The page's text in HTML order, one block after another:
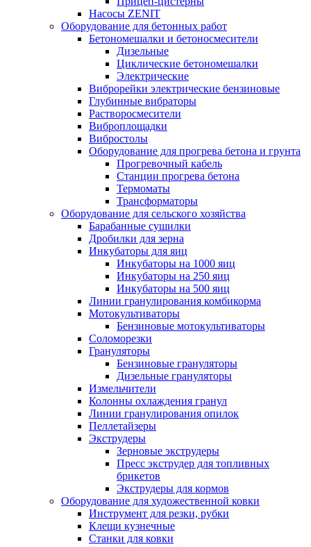
Насосы ZENIT
Оборудование для бетонных работ
Бетономешалки и бетоносмесители
Дизельные
Циклические бетономешалки
Электрические
Виброрейки электрические бензиновые
Глубинные вибраторы
Растворосмесители
Виброплощадки
Вибростолы
Оборудование для прогрева бетона и грунта
Прогревочный кабель
Станции прогрева бетона
Термоматы
Трансформаторы
Оборудование для сельского хозяйства
Барабанные сушилки
Дробилки для зерна
Инкубаторы для яиц
Инкубаторы на 1000 яиц
Инкубаторы на 250 яиц
Инкубаторы на 500 яиц
Линии гранулирования комбикорма
Мотокультиваторы
Бензиновые мотокультиваторы
Соломорезки
Грануляторы
Бензиновые грануляторы
Дизельные грануляторы
Измельчители
Колонны охлаждения гранул
Линии гранулирования опилок
Пеллетайзеры
Экструдеры
Зерновые экструдеры
Пресс экструдер для топливных
брикетов
Экструдеры для кормов
Оборудование для художественной ковки
Инструмент для резки, рубки
Клещи кузнечные
Станки для ковки